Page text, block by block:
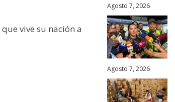
vive su nación a
Agosto 7, 2026
Agosto 7, 2026